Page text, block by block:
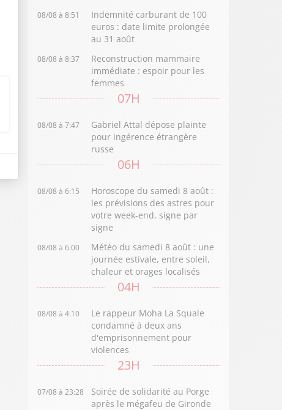
08/08 à 8:51
Indemnité carburant de 100
euros : date limite prolongée
au 31 août
08/08 à 8:37
Reconstruction mammaire
immédiate : espoir pour les
femmes
07H
08/08 à 7:47
Gabriel Attal dépose plainte
pour ingérence étrangère
russe
06H
08/08 à 6:15
Horoscope du samedi 8 août :
les prévisions des astres pour
votre week-end, signe par
signe
08/08 à 6:00
Météo du samedi 8 août : une
journée estivale, entre soleil,
chaleur et orages localisés
04H
08/08 à 4:10
Le rappeur Moha La Squale
condamné à deux ans
d'emprisonnement pour
violences
23H
07/08 à 23:28
Soirée de solidarité au Porge
après le mégafeu de Gironde